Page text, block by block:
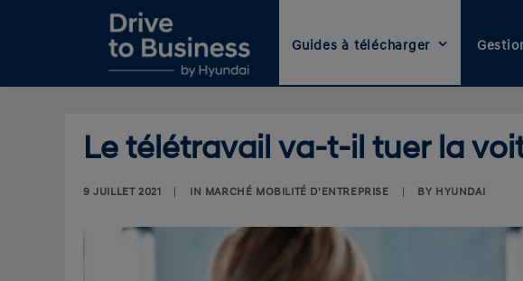
Guides à télécharger
Le télétravail va-t-il tuer la
9 JUILLET 2021 IN MARCHÉ MOBILITÉ D'ENTREPRISE BY HYUNDAI